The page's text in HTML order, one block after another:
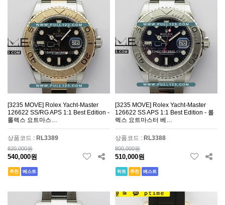
[3235 MOVE] Rolex Yacht-Master
126622 SS/RG APS 1:1 Best Edition -
롤렉스 요트마스…
상품코드 : RL3389
820,000원
540,000원
추천 베스트
[3235 MOVE] Rolex Yacht-Master
126622 SS APS 1:1 Best Edition - 롤
렉스 요트마스터 베…
상품코드 : RL3388
800,000원
510,000원
히트 추천 베스트